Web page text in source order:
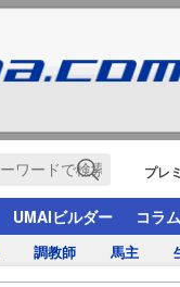
プレ
UMAIビルダー コラム
調教師 馬主